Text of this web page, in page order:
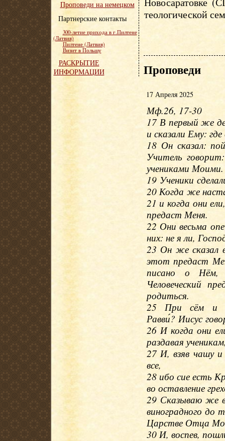
теологической
Проповеди
17 Апреля 2025
Мф.26, 17-30
17 В первый же
и сказали Ему:
18 Он сказал:
Учитель
учениками Моими.
19 Ученики
20 Когда же
21 и когда они
предаст Меня.
22 Они весьма
них: не я ли,
23 Он же сказал
этот предаст
писано о Нём,
Человеческий
родиться.
25 При сём и
Равви́? Иисус
26 И когда они
раздавая
27 И, взяв чашу и
все,
28 ибо сие есть
во оставление
29 Сказываю же
виноградного до
Царстве Отца
30 И, воспев,
Проповеди на немецком
Партнерские контакты
300-летие прихода в г.Пилтене
(Латвия)
Пилтене (Латвия)
Визит в Польшу
РАСКРЫТИЕ
ИНФОРМАЦИИ